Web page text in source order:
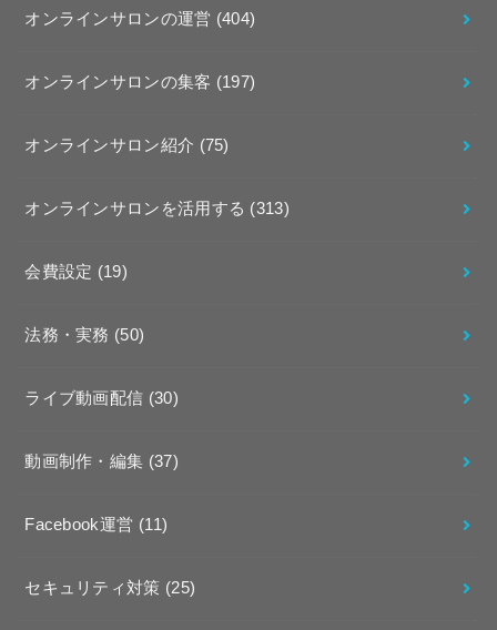
オンラインサロンの運営 (404)
オンラインサロンの集客 (197)
オンラインサロン紹介 (75)
オンラインサロンを活用する (313)
会費設定 (19)
法務・実務 (50)
ライブ動画配信 (30)
動画制作・編集 (37)
Facebook運営 (11)
セキュリティ対策 (25)